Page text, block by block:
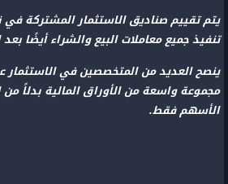
يتم تقييم صناديق الاستثمار المشتركة في
تنفيذ جميع معاملات البيع والشراء أيضًا
ينصح العديد من المتخصصين في الاستثمار
مجموعة واسعة من الأوراق المالية بدلاً
الأسهم فقط.